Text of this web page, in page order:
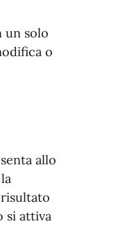
un solo
o
allo
si attiva